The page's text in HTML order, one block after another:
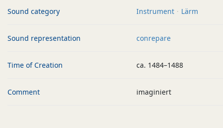
Sound category Instrument Lärm
Sound representation conrepare
Time of Creation ca. 1484–1488
Comment imaginiert